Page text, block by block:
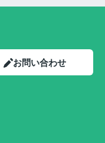
お問い合わせ